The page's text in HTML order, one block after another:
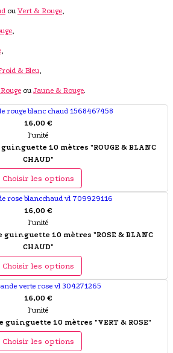
ou Vert & Rouge,
,
,
& Bleu,
ou Jaune & Rouge.
16,00 €
l'unité
10 mètres "ROUGE & BLANC
CHAUD"
Choisir les options
16,00 €
l'unité
10 mètres "ROSE & BLANC
CHAUD"
Choisir les options
16,00 €
l'unité
10 mètres "VERT & ROSE"
Choisir les options